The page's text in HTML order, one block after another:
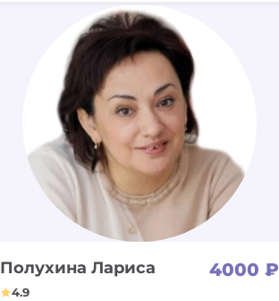
Полухина Лариса 4000 ₽
4.9